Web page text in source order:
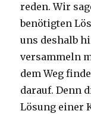
reden. Wir
benötigten
uns deshalb
versammeln
dem Weg
darauf. Denn
Lösung einer